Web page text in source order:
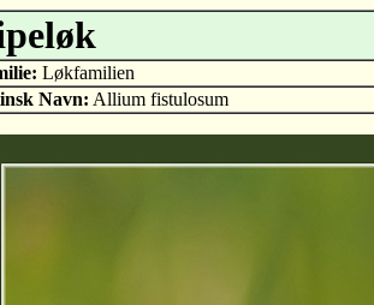
Løkfamilien
Navn: Allium fistulosum